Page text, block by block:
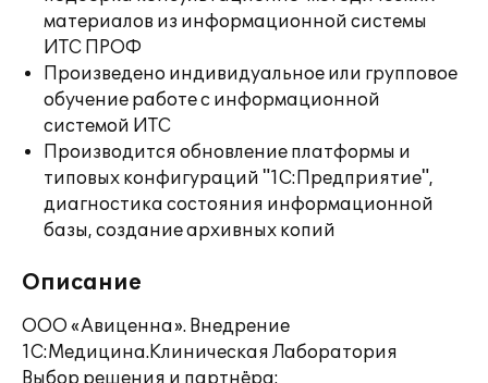
материалов из информационной системы
ИТС ПРОФ
Произведено индивидуальное или групповое
обучение работе с информационной
системой ИТС
Производится обновление платформы и
типовых конфигураций "1С:Предприятие",
диагностика состояния информационной
базы, создание архивных копий
Описание
ООО «Авиценна». Внедрение
1С:Медицина.Клиническая Лаборатория
Выбор решения и партнёра: